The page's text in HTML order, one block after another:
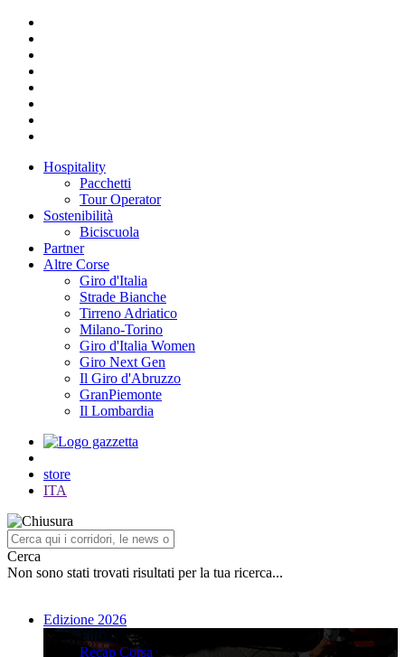
Hospitality
Pacchetti
Tour Operator
Sostenibilità
Biciscuola
Partner
Altre Corse
Giro d'Italia
Strade Bianche
Tirreno Adriatico
Milano-Torino
Giro d'Italia Women
Giro Next Gen
Il Giro d'Abruzzo
GranPiemonte
Il Lombardia
store
ITA
Cerca
Non sono stati trovati risultati per la tua ricerca...
Edizione 2026
Edizione 2026
Recap Corsa